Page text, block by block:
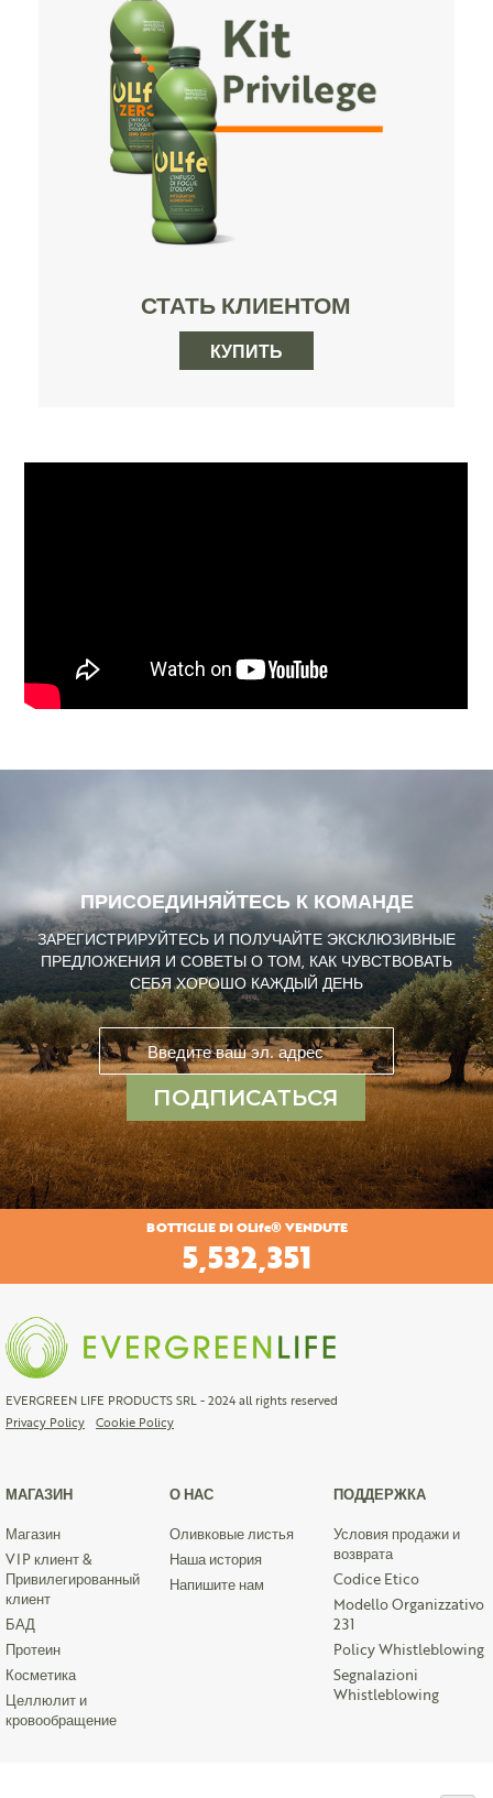
СТАТЬ КЛИЕНТОМ
КУПИТЬ
ПРИСОЕДИНЯЙТЕСЬ К КОМАНДЕ
ЗАРЕГИСТРИРУЙТЕСЬ И ПОЛУЧАЙТЕ ЭКСКЛЮЗИВНЫЕ
ПРЕДЛОЖЕНИЯ И СОВЕТЫ О ТОМ, КАК ЧУВСТВОВАТЬ
СЕБЯ ХОРОШО КАЖДЫЙ ДЕНЬ
Sign
Up
for
Our
Newsletter:
ПОДПИСАТЬСЯ
BOTTIGLIE DI OLife® VENDUTE
6,243,787
EVERGREEN LIFE PRODUCTS SRL - 2024 all rights reserved
Privacy Policy
Cookie Policy
МАГАЗИН
Магазин
VIP клиент &
Привилегированный
клиент
БАД
Протеин
Косметика
Целлюлит и
кровообращение
О НАС
Оливковые листья
Наша история
Напишите нам
ПОДДЕРЖКА
Условия продажи и
возврата
Codice Etico
Modello Organizzativo
231
Policy Whistleblowing
Segnalazioni
Whistleblowing